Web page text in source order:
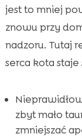
jest to mniej
znowu przy
nadzoru. Tutaj
serca kota
zbyt mało
zmniejszać